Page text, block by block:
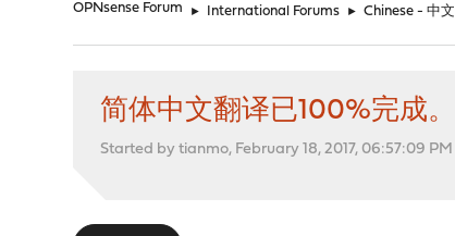
OPNsense Forum ► International Forums ► Chinese - 中文
简体中文翻译已100%完成。
Started by tianmo, February 18, 2017, 06:57:09 PM